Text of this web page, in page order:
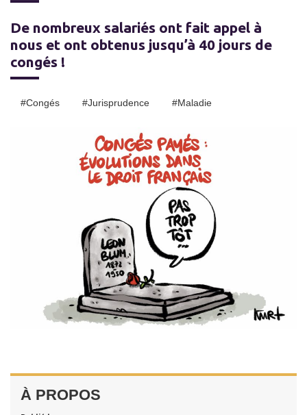
De nombreux salariés ont fait appel à
nous et ont obtenus jusqu’à 40 jours de
congés !
#congés #Jurisprudence #maladie
À PROPOS